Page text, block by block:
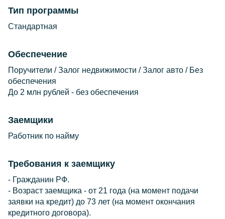
Тип программы
Стандартная
Обеспечение
Поручители / Залог недвижимости / Залог авто / Без
обеспечения
До 2 млн рублей - без обеспечения
Заемщики
Работник по найму
Требования к заемщику
- Гражданин РФ.
- Возраст заемщика - от 21 года (на момент подачи
заявки на кредит) до 73 лет (на момент окончания
кредитного договора).